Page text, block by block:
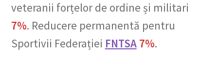
veteranii forțelor de ordine și militari
7%. Reducere permanentă pentru
Sportivii Federației FNTSA 7%.